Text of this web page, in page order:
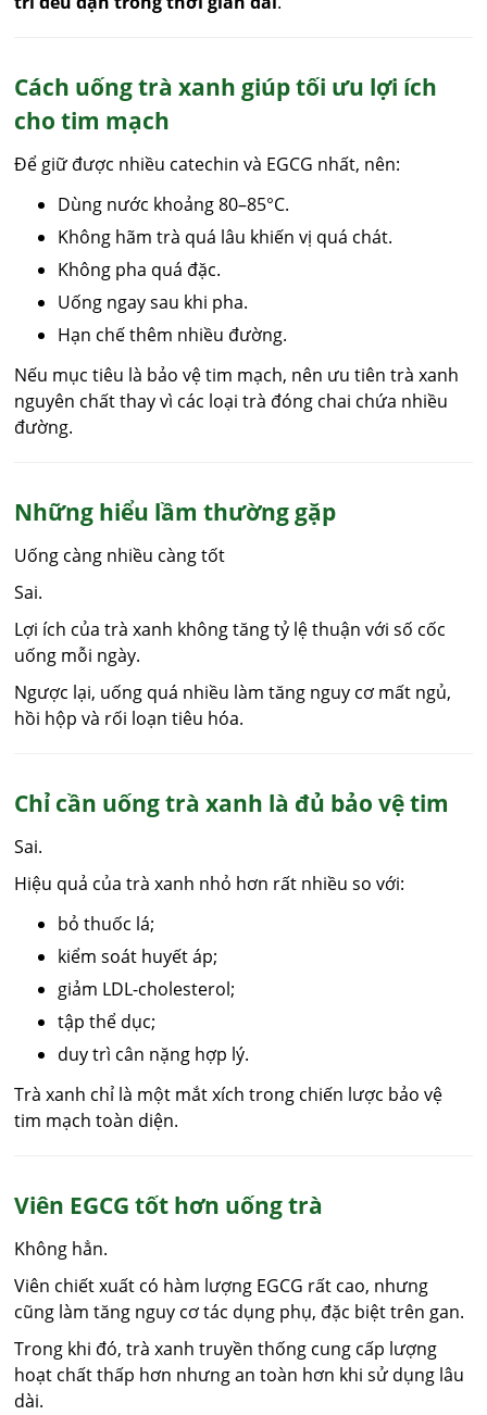
Cách uống trà xanh giúp tối ưu lợi ích
cho tim mạch
Để giữ được nhiều catechin và EGCG nhất, nên:
Dùng nước khoảng 80–85°C.
Không hãm trà quá lâu khiến vị quá chát.
Không pha quá đặc.
Uống ngay sau khi pha.
Hạn chế thêm nhiều đường.
Nếu mục tiêu là bảo vệ tim mạch, nên ưu tiên trà xanh
nguyên chất thay vì các loại trà đóng chai chứa nhiều
đường.
Những hiểu lầm thường gặp
Uống càng nhiều càng tốt
Sai.
Lợi ích của trà xanh không tăng tỷ lệ thuận với số cốc
uống mỗi ngày.
Ngược lại, uống quá nhiều làm tăng nguy cơ mất ngủ,
hồi hộp và rối loạn tiêu hóa.
Chỉ cần uống trà xanh là đủ bảo vệ tim
Sai.
Hiệu quả của trà xanh nhỏ hơn rất nhiều so với:
bỏ thuốc lá;
kiểm soát huyết áp;
giảm LDL-cholesterol;
tập thể dục;
duy trì cân nặng hợp lý.
Trà xanh chỉ là một mắt xích trong chiến lược bảo vệ
tim mạch toàn diện.
Viên EGCG tốt hơn uống trà
Không hẳn.
Viên chiết xuất có hàm lượng EGCG rất cao, nhưng
cũng làm tăng nguy cơ tác dụng phụ, đặc biệt trên gan.
Trong khi đó, trà xanh truyền thống cung cấp lượng
hoạt chất thấp hơn nhưng an toàn hơn khi sử dụng lâu
dài.